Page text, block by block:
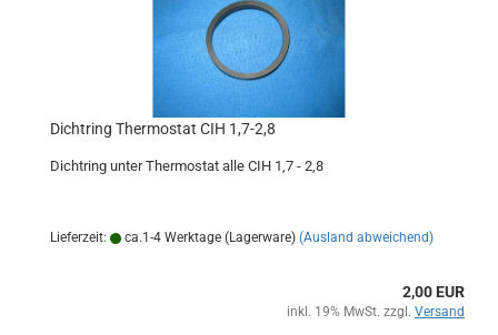
Dichtring Thermostat CIH 1,7-2,8
Dichtring unter Thermostat alle CIH 1,7 - 2,8
Lieferzeit: ca.1-4 Werktage (Lagerware) (Ausland abweichend)
2,00 EUR
inkl. 19% MwSt. zzgl. Versand